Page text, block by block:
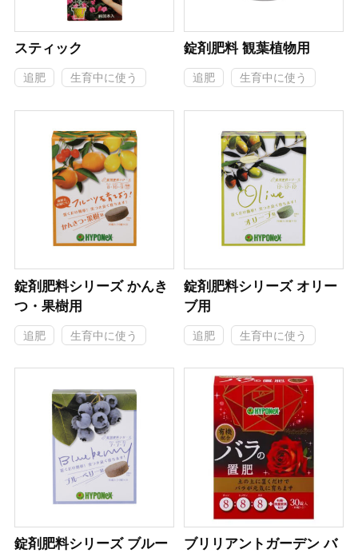
スティック
追肥 生育中に使う
錠剤肥料 観葉植物用
追肥 生育中に使う
錠剤肥料シリーズ かんき
つ・果樹用
追肥 生育中に使う
錠剤肥料シリーズ オリー
ブ用
追肥 生育中に使う
錠剤肥料シリーズ ブルー
ブリリアントガーデン バ